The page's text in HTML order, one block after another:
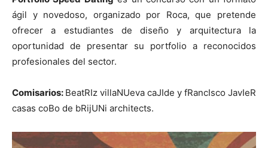
ágil y novedoso, organizado por Roca, que pretende
ofrecer a estudiantes de diseño y arquitectura la
oportunidad de presentar su portfolio a reconocidos
profesionales del sector.
Comisarios: BeatRIz villaNUeva caJIde y fRancIsco JavIeR
casas coBo de bRijUNi architects.